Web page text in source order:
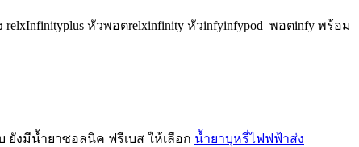
หัวพอตrelxinfinity หัวinfyinfypod พอตinfy พร้อม
บ ยังมีน้ำยาซอลนิค ฟรีเบส ให้เลือก น้ำยาบุหรี่ไฟฟฟ้าส่ง